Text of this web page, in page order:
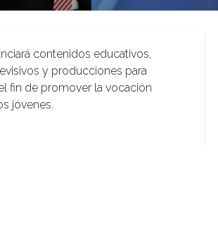
contenidos educativos,
y producciones para
fin de promover la vocación
jóvenes.